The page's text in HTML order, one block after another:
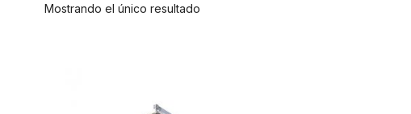
Mostrando el único resultado